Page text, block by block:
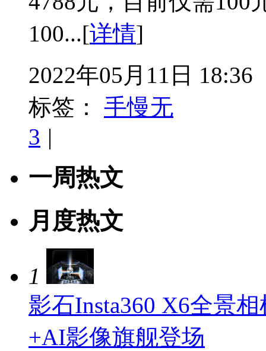
100...[详情]
2022年05月11日 18:36
标签：
手慢无
3 |
一周热文
月度热文
1
影石Insta360 X6全景
+AI影像旗舰登场